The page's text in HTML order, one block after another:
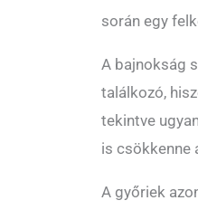
során egy
A bajnokság
találkozó,
tekintve
is csökkenne
A győriek